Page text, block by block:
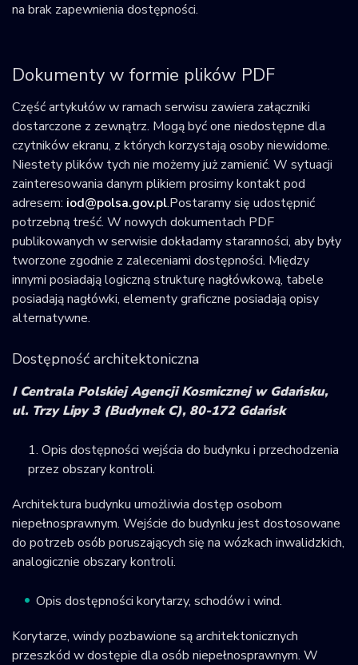
na brak zapewnienia dostępności.
Dokumenty w formie plików PDF
Część artykułów w ramach serwisu zawiera załączniki
dostarczone z zewnątrz. Mogą być one niedostępne dla
czytników ekranu, z których korzystają osoby niewidome.
Niestety plików tych nie możemy już zamienić. W sytuacji
zainteresowania danym plikiem prosimy kontakt pod
adresem: iod@polsa.gov.pl.Postaramy się udostępnić
potrzebną treść. W nowych dokumentach PDF
publikowanych w serwisie dokładamy staranności, aby były
tworzone zgodnie z zaleceniami dostępności. Między
innymi posiadają logiczną strukturę nagłówkową, tabele
posiadają nagłówki, elementy graficzne posiadają opisy
alternatywne.
Dostępność architektoniczna
I Centrala Polskiej Agencji Kosmicznej w Gdańsku,
ul. Trzy Lipy 3 (Budynek C), 80-172 Gdańsk
Opis dostępności wejścia do budynku i przechodzenia
przez obszary kontroli.
Architektura budynku umożliwia dostęp osobom
niepełnosprawnym. Wejście do budynku jest dostosowane
do potrzeb osób poruszających się na wózkach inwalidzkich,
analogicznie obszary kontroli.
Opis dostępności korytarzy, schodów i wind.
Korytarze, windy pozbawione są architektonicznych
przeszkód w dostępie dla osób niepełnosprawnym. W